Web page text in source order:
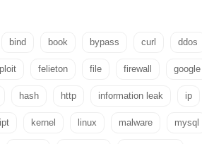
bind book bypass curl ddos
felieton file firewall google
hash http information leak ip
kernel linux malware mysql